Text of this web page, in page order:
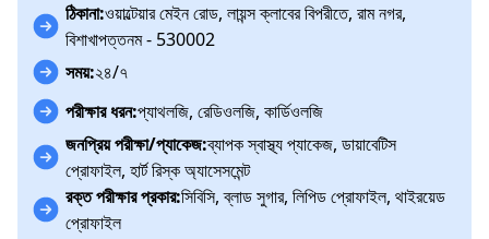
ঠিকানা:ওয়াল্টেয়ার মেইন রোড, লায়ন্স ক্লাবের বিপরীতে, রাম নগর,
বিশাখাপত্তনম - 530002
সময়:২৪/৭
পরীক্ষার ধরন:প্যাথলজি, রেডিওলজি, কার্ডিওলজি
জনপ্রিয় পরীক্ষা/প্যাকেজ:ব্যাপক স্বাস্থ্য প্যাকেজ, ডায়াবেটিস
প্রোফাইল, হার্ট রিস্ক অ্যাসেসমেন্ট
রক্ত পরীক্ষার প্রকার:সিবিসি, ব্লাড সুগার, লিপিড প্রোফাইল, থাইরয়েড
প্রোফাইল